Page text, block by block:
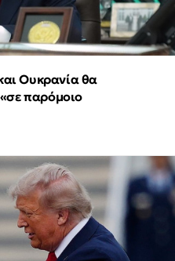
Ουκρανία θα
παρόμοιο